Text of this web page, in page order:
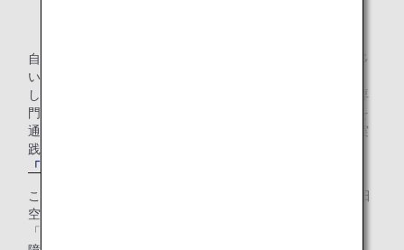
自閉症や知的障がいのある方は、就労に困難を伴うことが多
いという実情があります。
しかし、そういった方々が持っている「チカラ」とプロや専
門家の「チカラ」を掛け合わせて「共創」というプロセスを
通せば社会への参画の可能性は大きく広がります。それを実
践しているのが「CROSS TEAM」です。
「CROSS TEAM」の詳細はこちら
この理念に共感したANAは、2021年12月1日～20日まで羽田
空港第2ターミナルで行われた共創のデザイン展
「Challenged Design Collection」に協賛しました。